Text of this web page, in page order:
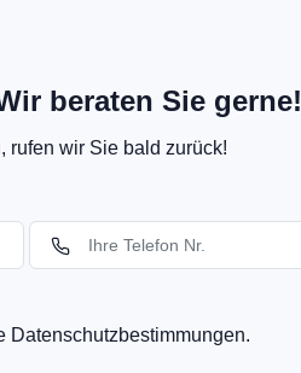
beraten Sie gerne!
rufen wir Sie bald zurück!
Datenschutzbestimmungen.